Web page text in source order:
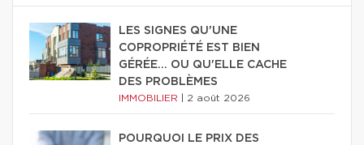
LES SIGNES QU'UNE
COPROPRIÉTÉ EST BIEN
GÉRÉE… OU QU'ELLE CACHE
DES PROBLÈMES
IMMOBILIER 2 août 2026
POURQUOI LE PRIX DES